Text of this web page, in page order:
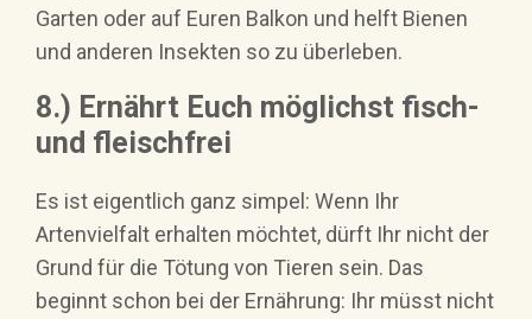
Garten oder auf Euren Balkon und helft Bienen
und anderen Insekten so zu überleben.
8.) Ernährt Euch möglichst fisch-
und fleischfrei
Es ist eigentlich ganz simpel: Wenn Ihr
Artenvielfalt erhalten möchtet, dürft Ihr nicht der
Grund für die Tötung von Tieren sein. Das
beginnt schon bei der Ernährung: Ihr müsst nicht